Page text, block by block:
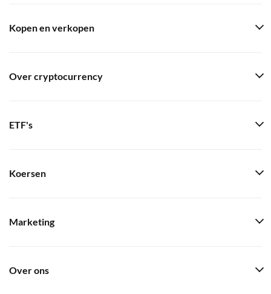
Kopen en verkopen
Over cryptocurrency
ETF's
Koersen
Marketing
Over ons